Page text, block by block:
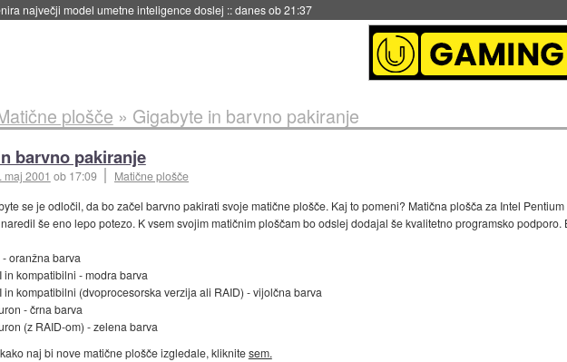
streči oglase za agente umetne inteligence::danes ob 21:23
plošče » Gigabyte in barvno pakiranje
barvno pakiranje
maj 2001 ob 17:09
Matične plošče
se je odločil, da bo začel barvno pakirati svoje matične plošče. Kaj to pomeni? Matična plošča za Intel
še eno lepo potezo. K vsem svojim matičnim ploščam bo odslej dodajal še kvalitetno programsko
oranžna barva
in kompatibilni - modra barva
in kompatibilni (dvoprocesorska verzija ali RAID) - vijolčna barva
- črna barva
(z RAID-om) - zelena barva
naj bi nove matične plošče izgledale, kliknitesem.